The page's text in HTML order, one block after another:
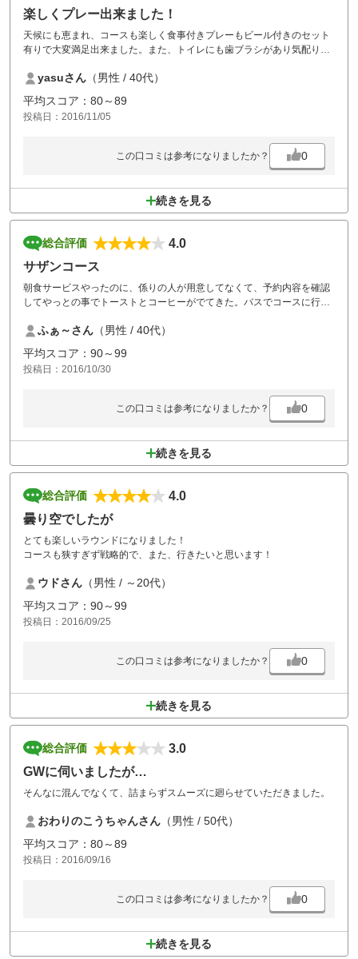
楽しくプレー出来ました！
天候にも恵まれ、コースも楽しく食事付きプレーもビール付きのセット
有りで大変満足出来ました。また、トイレにも歯ブラシがあり気配りの
yasuさん （男性 / 40代）
平均スコア：80～89
投稿日：2016/11/05
この口コミは参考になりましたか？ 0
続きを見る
総合評価
4.0
サザンコース
朝食サービスやったのに、係りの人が用意してなくて、予約内容を確認
してやっとの事でトーストとコーヒーがでてきた。バスでコースに行く
楽しめる。土日は3回は難しいかな。昼食も変則的なので注意が必要。
ふぁ～さん （男性 / 40代）
平均スコア：90～99
投稿日：2016/10/30
この口コミは参考になりましたか？ 0
続きを見る
総合評価
4.0
曇り空でしたが
とても楽しいラウンドになりました！
コースも狭すぎず戦略的で、また、行きたいと思います！
ウドさん （男性 / ～20代）
平均スコア：90～99
投稿日：2016/09/25
この口コミは参考になりましたか？ 0
続きを見る
総合評価
3.0
GWに伺いましたが…
そんなに混んでなくて、詰まらずスムーズに廻らせていただきました。
おわりのこうちゃんさん （男性 / 50代）
平均スコア：80～89
投稿日：2016/09/16
この口コミは参考になりましたか？ 0
続きを見る